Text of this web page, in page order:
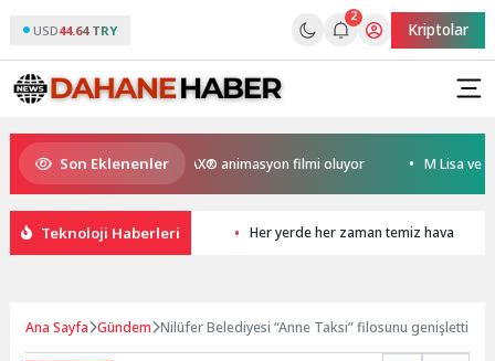
USD44.64 TRY
2
Kriptolar
Son Eklenenler
Kral Türkiye’nin ilk IMAX® animasyon filmi oluyor M Lisa ve
Teknoloji Haberleri Her yerde her zaman temiz hava
Ana Sayfa Gündem Nilüfer Belediyesi “Anne Taksi” filosunu genişletti